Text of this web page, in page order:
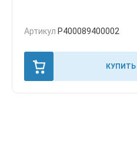
Артикул P400089400002